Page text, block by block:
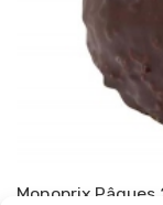
Monoprix